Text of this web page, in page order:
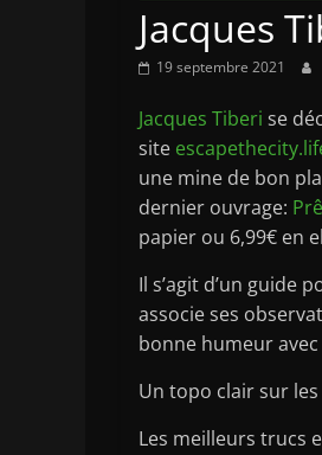
Jacques
19 septembre 2021
Jacques Tiberi se
site
une mine de bon
dernier ouvrage:
papier ou 6,99€ en
Il s’agit d’un guide
associe ses
bonne humeur
Un topo clair sur
Les meilleurs trucs